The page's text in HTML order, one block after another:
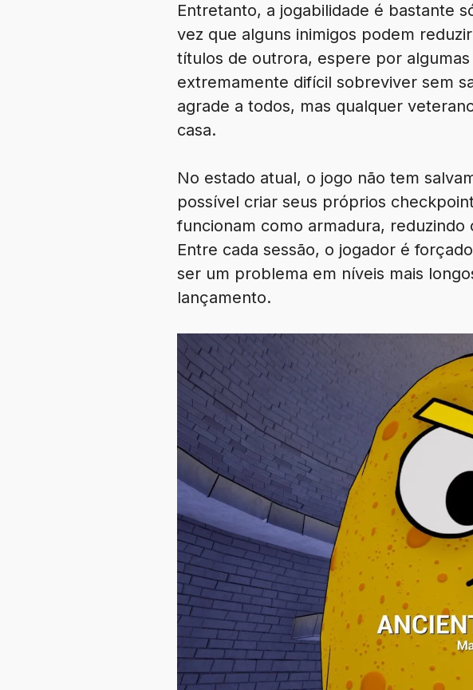
Entretanto, a jogabilidade é bastante
vez que alguns inimigos podem
títulos de outrora, espere por
extremamente difícil sobreviver sem
agrade a todos, mas qualquer
casa.
No estado atual, o jogo não tem
possível criar seus próprios
funcionam como armadura,
Entre cada sessão, o jogador é
ser um problema em níveis mais
lançamento.